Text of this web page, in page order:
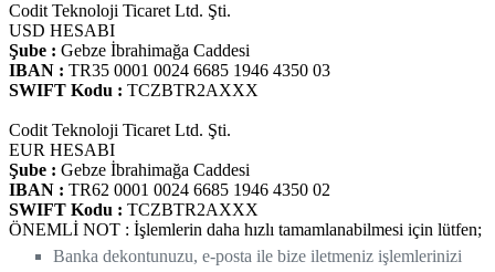
Codit Teknoloji Ticaret Ltd. Şti.
USD HESABI
Şube : Gebze İbrahimağa Caddesi
IBAN : TR35 0001 0024 6685 1946 4350 03
SWIFT Kodu : TCZBTR2AXXX
Codit Teknoloji Ticaret Ltd. Şti.
EUR HESABI
Şube : Gebze İbrahimağa Caddesi
IBAN : TR62 0001 0024 6685 1946 4350 02
SWIFT Kodu : TCZBTR2AXXX
ÖNEMLİ NOT : İşlemlerin daha hızlı tamamlanabilmesi için lütfen;
Banka dekontunuzu, e-posta ile bize iletmeniz işlemlerinizi